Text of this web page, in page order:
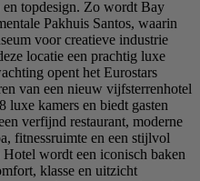
en topdesign. Zo wordt Bay
Pakhuis Santos, waarin
voor creatieve industrie
locatie een prachtig luxe
opent het Eurostars
van een nieuw vijfsterrenhotel
luxe kamers en biedt gasten
verfijnd restaurant, moderne
fitnessruimte en een stijlvol
wordt een iconisch baken
klasse en uitzicht